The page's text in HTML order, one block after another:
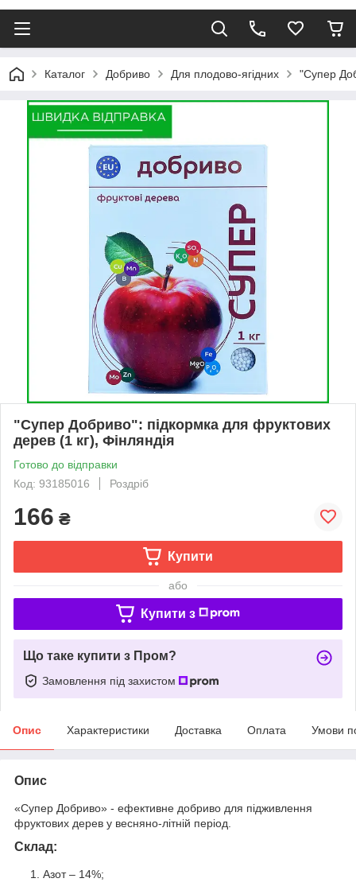
Каталог Добриво Для плодово-ягідних "Супер
"Супер Добриво": підкормка для фруктових
дерев (1 кг), Фінляндія
Готово до відправки
Код: 93185016
Роздріб
166 ₴
Купити
або
Купити з
Що таке купити з Пром?
Замовлення під захистом
Опис Характеристики Доставка Оплата Умови
Опис
«Супер Добриво» - ефективне добриво для підживлення
фруктових дерев у весняно-літній період.
Склад:
Азот – 14%;